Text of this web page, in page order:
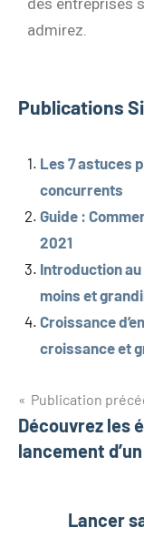
admirez.
Publications
Les 7 astuces
concurrents
Guide :
2021
Introduction
moins et
Croissance
croissance et
Publication
Découvrez les
lancement
Lancer